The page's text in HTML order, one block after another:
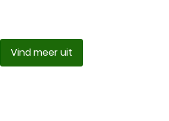
Vind meer uit